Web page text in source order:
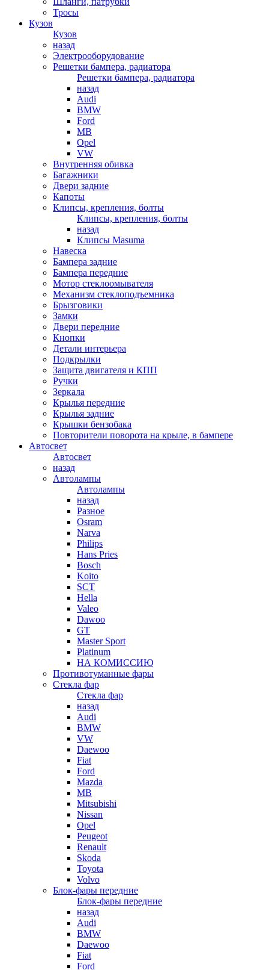
Тросы
Кузов
Кузов
назад
Электрооборудование
Решетки бампера, радиатора
Решетки бампера, радиатора
назад
Audi
BMW
Ford
MB
Opel
VW
Внутренняя обивка
Багажники
Двери задние
Капоты
Клипсы, крепления, болты
Клипсы, крепления, болты
назад
Клипсы Masuma
Навеска
Бампера задние
Бампера передние
Мотор стеклоомывателя
Механизм стеклоподъемника
Брызговики
Замки
Двери передние
Кнопки
Детали интерьера
Подкрылки
Защита двигателя и КПП
Ручки
Зеркала
Крылья передние
Крылья задние
Крышки бензобака
Повторители поворота на крыле, в бампере
Автосвет
Автосвет
назад
Автолампы
Автолампы
назад
Разное
Osram
Narva
Philips
Hans Pries
Bosch
Koito
SCT
Hella
Valeo
Dawoo
GT
Master Sport
Platinum
НА КОМИССИЮ
Противотуманные фары
Стекла фар
Стекла фар
назад
Audi
BMW
VW
Daewoo
Fiat
Ford
Mazda
MB
Mitsubishi
Nissan
Opel
Peugeot
Renault
Skoda
Toyota
Volvo
Блок-фары передние
Блок-фары передние
назад
Audi
BMW
Daewoo
Fiat
Ford